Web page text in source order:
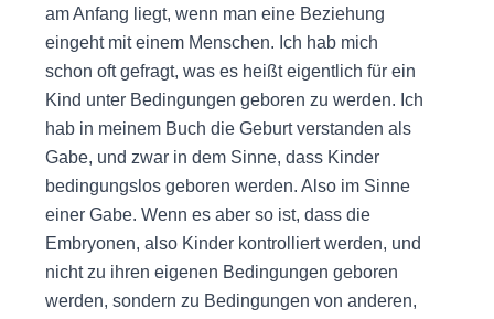
am Anfang liegt, wenn man eine Beziehung
eingeht mit einem Menschen. Ich hab mich
schon oft gefragt, was es heißt eigentlich für ein
Kind unter Bedingungen geboren zu werden. Ich
hab in meinem Buch die Geburt verstanden als
Gabe, und zwar in dem Sinne, dass Kinder
bedingungslos geboren werden. Also im Sinne
einer Gabe. Wenn es aber so ist, dass die
Embryonen, also Kinder kontrolliert werden, und
nicht zu ihren eigenen Bedingungen geboren
werden, sondern zu Bedingungen von anderen,